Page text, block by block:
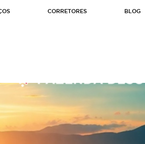
CORRETORES BLOG